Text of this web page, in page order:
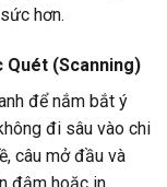
hơn.
Quét (Scanning)
để nắm bắt ý
đi sâu vào chi
câu mở đầu và